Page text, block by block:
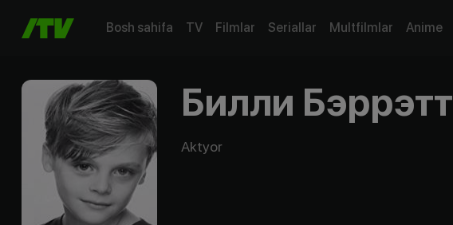
Bosh sahifa TV Filmlar Seriallar Multfilmlar Anime
Билли Бэррэтт
Aktyor